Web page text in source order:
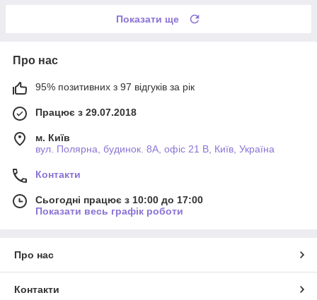
Показати ще
Про нас
95% позитивних з 97 відгуків за рік
Працює з 29.07.2018
м. Київ
вул. Полярна, будинок. 8А, офіс 21 В, Київ, Україна
Контакти
Сьогодні працює з 10:00 до 17:00
Показати весь графік роботи
Про нас
Контакти